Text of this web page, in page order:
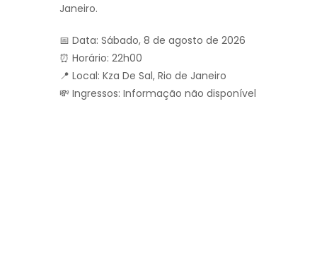
Janeiro.
📅 Data: Sábado, 8 de agosto de 2026
⏰ Horário: 22h00
📍 Local: Kza De Sal, Rio de Janeiro
💸 Ingressos: Informação não disponível